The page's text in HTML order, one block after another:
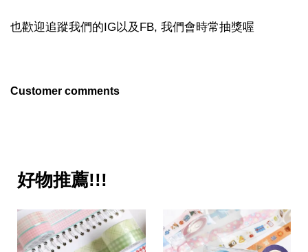
也歡迎追蹤我們的IG以及FB, 我們會時常抽獎喔
Customer comments
好物推薦!!!